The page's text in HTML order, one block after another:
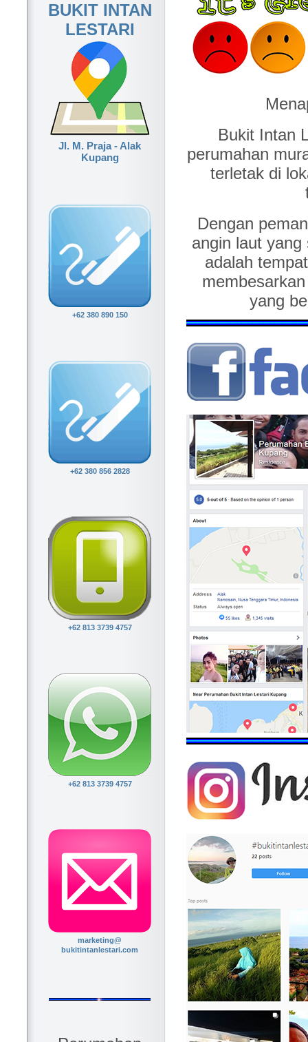
BUKIT INTAN
LESTARI
Jl. M. Praja - Alak
Kupang
+62 380 890 150
+62 380 856 2828
+62 813 3739 4757
+62 813 3739 4757
marketing@
bukitintanlestari.com
Bukit Intan
perumahan
terletak di
Dengan
angin laut
adalah
yang